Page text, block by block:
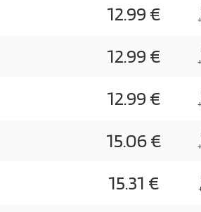
12.99 €
12.99 €
12.99 €
15.06 €
15.31 €